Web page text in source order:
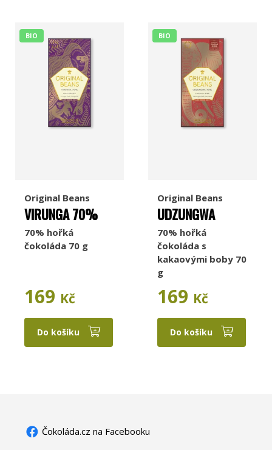
BIO
Original Beans
VIRUNGA 70%
70% hořká
čokoláda 70 g
169 Kč
Do košíku
BIO
Original Beans
UDZUNGWA
70% hořká
čokoláda s
kakaovými boby 70
g
169 Kč
Do košíku
Čokoláda.cz na Facebooku